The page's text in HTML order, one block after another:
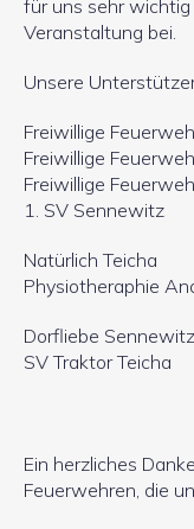
für uns sehr
Veranstaltung bei.
Unsere
Freiwillige
Freiwillige
Freiwillige
1. SV Sennewitz
Natürlich Teicha
Physiotheraphie
Dorfliebe Sennewitz
SV Traktor Teicha
Ein herzliches
Feuerwehren, die